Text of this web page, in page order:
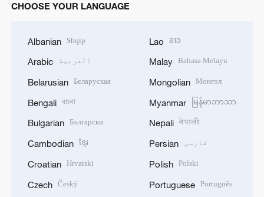
CHOOSE YOUR LANGUAGE
Albanian Shqip
Arabic العربية
Belarusian Беларуская
Bengali বাংলা
Bulgarian Български
Cambodian ខ្មែរ
Croatian Hrvatski
Czech Český
Lao ລາວ
Malay Bahasa Melayu
Mongolian Монгол
Myanmar မြန်မာဘာသာ
Nepali नेपाली
Persian فارسی
Polish Polski
Portuguese Português